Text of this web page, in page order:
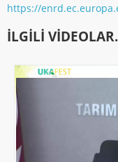
https://
ILGILI